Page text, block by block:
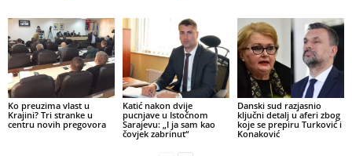
Ko preuzima vlast u
Krajini? Tri stranke u
centru novih pregovora
Katić nakon dvije
pucnjave u Istočnom
Sarajevu: „I ja sam kao
čovjek zabrinut“
Danski sud razjasnio
ključni detalj u aferi zbog
koje se prepiru Turković i
Konaković